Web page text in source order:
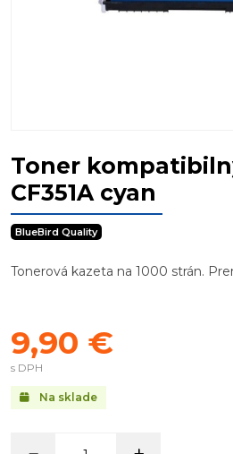
Toner
CF351A cyan
BlueBird Quality
Tonerová kazeta na 1000 strán.
Na sklade
9,90 €
s DPH